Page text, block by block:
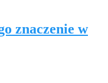
znaczenie w